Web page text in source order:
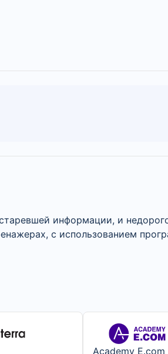
информации, и
с использованием
Academy E.com